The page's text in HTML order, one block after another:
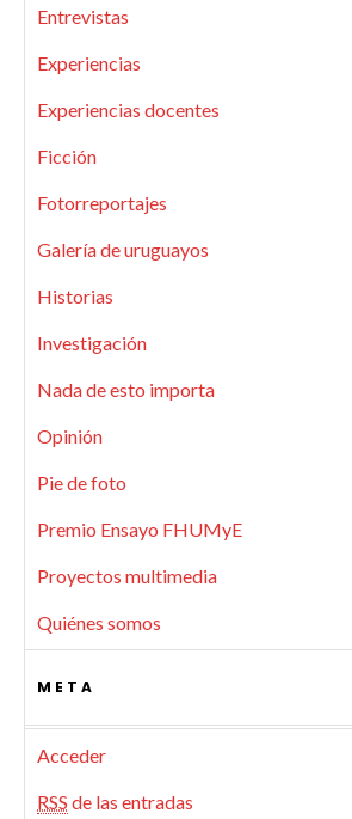
Entrevistas
Experiencias
Experiencias docentes
Ficción
Fotorreportajes
Galería de uruguayos
Historias
Investigación
Nada de esto importa
Opinión
Pie de foto
Premio Ensayo FHUMyE
Proyectos multimedia
Quiénes somos
META
Acceder
RSS de las entradas